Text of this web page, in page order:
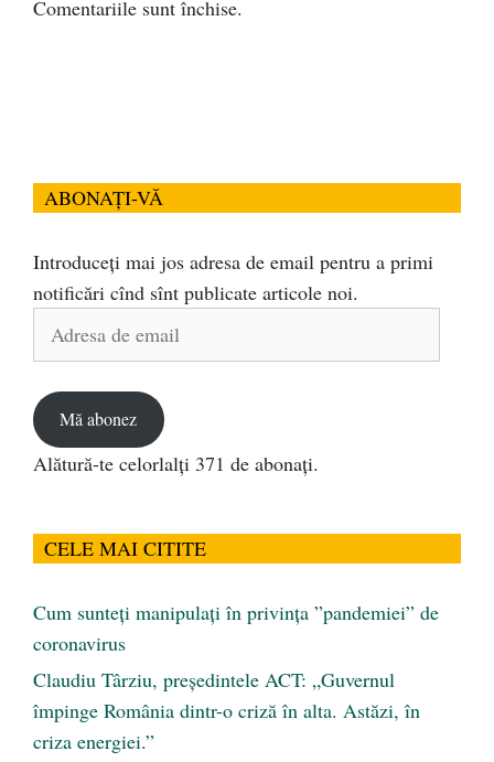
Comentariile sunt închise.
ABONAȚI-VĂ
Introduceți mai jos adresa de email pentru a primi
notificări cînd sînt publicate articole noi.
Mă abonez
Alătură-te celorlalți 371 de abonați.
CELE MAI CITITE
Cum sunteți manipulați în privința ”pandemiei” de
coronavirus
Claudiu Târziu, președintele ACT: „Guvernul
împinge România dintr-o criză în alta. Astăzi, în
criza energiei.”